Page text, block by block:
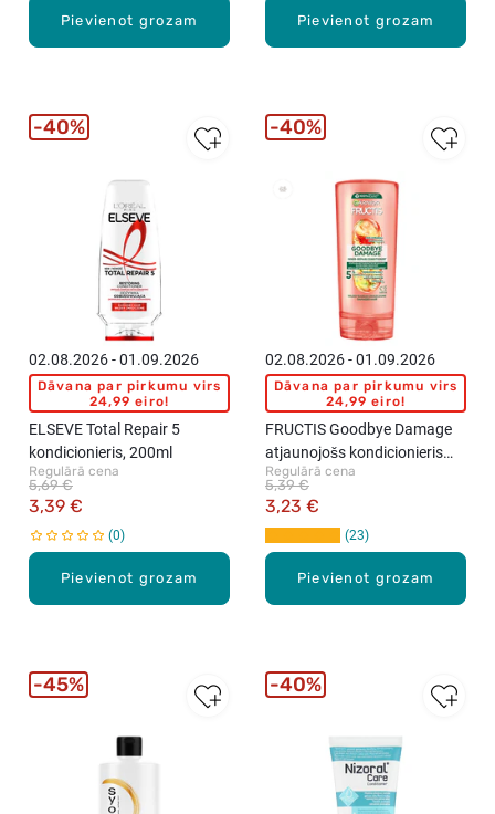
Pievienot grozam Pievienot grozam
Pievienot grozam
02.08.2026 - 01.09.2026
Dāvana par pirkumu virs
24,99 eiro!
ELSEVE Total Repair 5
kondicionieris, 200ml
Regulārā cena
3,39 €
5,69 €
0
40%
Pievienot grozam
02.08.2026 - 01.09.2026
Dāvana par pirkumu virs
24,99 eiro!
FRUCTIS Goodbye Damage
atjaunojošs kondicionieris
matiem, 200ml
Regulārā cena
3,23 €
5,39 €
23
40%
45% 40%